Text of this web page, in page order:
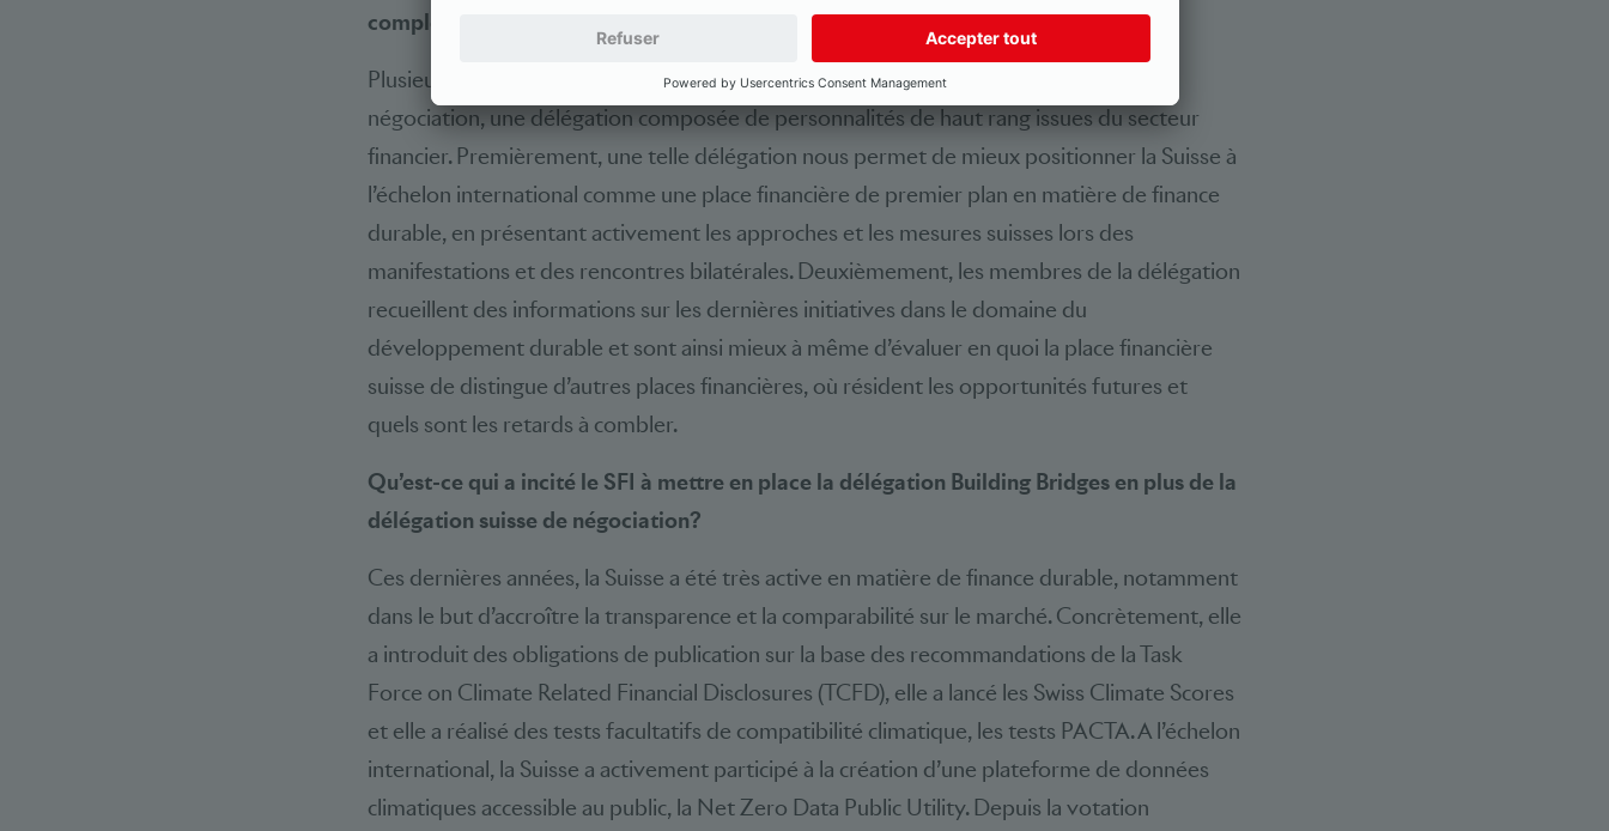
complémentaires?
Plusieurs motifs justifient d’envoyer à la COP28, en plus de la délégation officielle de
négociation, une délégation composée de personnalités de haut rang issues du secteur
financier. Premièrement, une telle délégation nous permet de mieux positionner la Suisse à
l’échelon international comme une place financière de premier plan en matière de finance
durable, en présentant activement les approches et les mesures suisses lors des
manifestations et des rencontres bilatérales. Deuxièmement, les membres de la délégation
recueillent des informations sur les dernières initiatives dans le domaine du
développement durable et sont ainsi mieux à même d’évaluer en quoi la place financière
suisse de distingue d’autres places financières, où résident les opportunités futures et
quels sont les retards à combler.
Qu’est-ce qui a incité le SFI à mettre en place la délégation Building Bridges en plus de la
délégation suisse de négociation?
Ces dernières années, la Suisse a été très active en matière de finance durable, notamment
dans le but d’accroître la transparence et la comparabilité sur le marché. Concrètement, elle
a introduit des obligations de publication sur la base des recommandations de la Task
Force on Climate Related Financial Disclosures (TCFD), elle a lancé les Swiss Climate Scores
et elle a réalisé des tests facultatifs de compatibilité climatique, les tests PACTA. A l’échelon
international, la Suisse a activement participé à la création d’une plateforme de données
climatiques accessible au public, la Net Zero Data Public Utility. Depuis la votation